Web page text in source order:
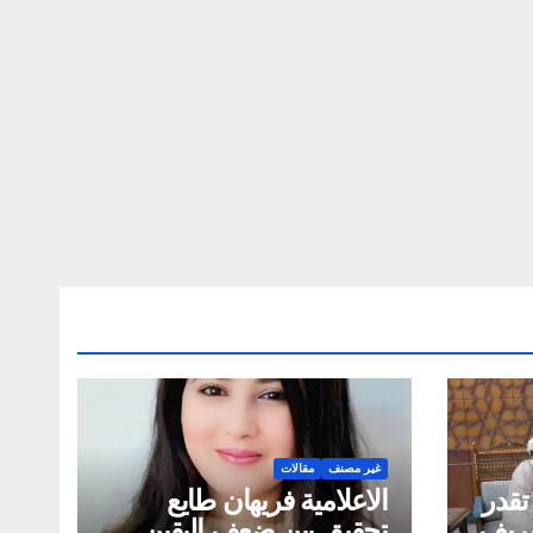
غير مصنف مقالات
الاعلامية فريهان طايع